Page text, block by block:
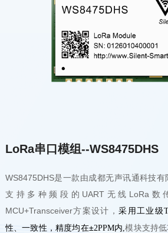
LoRa串口模组--WS8475DHS
WS8475DHS是一款由成都无声讯通科技
支持多种频段的UART无线LoRa数
MCU+Transceiver方案设计，采用工业级
性、一致性，精度均在±2PPM内 ,模块支持